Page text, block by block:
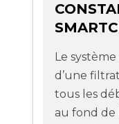
Le
d’une
tous les
au fond de